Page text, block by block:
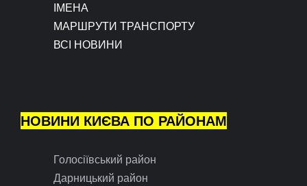
ІМЕНА
МАРШРУТИ ТРАНСПОРТУ
ВСІ НОВИНИ
НОВИНИ КИЄВА ПО РАЙОНАМ
Голосіївський район
Дарницький район